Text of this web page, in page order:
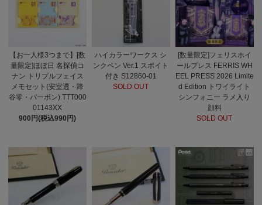
【お一人様3つまで】[数
量限定]ほぼ日 名探偵コ
ナン トリプルフェイス
メモセット(安室透・降
谷零・バーボン) TTT000
01143XX
900円(税込990円)
ハイカラーワークス シ
ンクペン Ver.1 スポイト
付き S12860-01
SOLD OUT
[数量限定]フェリスホイ
ールプレス FERRIS WH
EEL PRESS 2026 Limite
d Edition トワイライト
シンフォニー ラメ入り
顔料
SOLD OUT